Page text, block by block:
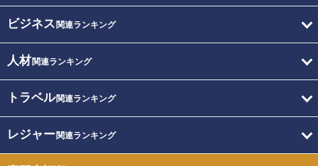
ビジネス 関連ランキング
人材関連ランキング
トラベル関連ランキング
レジャー関連ランキング